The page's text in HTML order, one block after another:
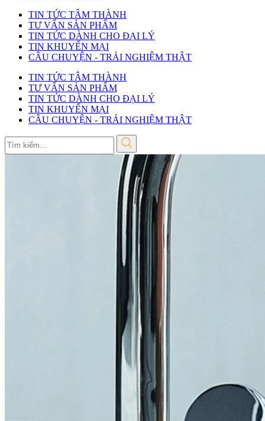
TIN TỨC TÂM THÀNH
TƯ VẤN SẢN PHẨM
TIN TỨC DÀNH CHO ĐẠI LÝ
TIN KHUYẾN MẠI
CÂU CHUYỆN - TRẢI NGHIỆM THẬT
TIN TỨC TÂM THÀNH
TƯ VẤN SẢN PHẨM
TIN TỨC DÀNH CHO ĐẠI LÝ
TIN KHUYẾN MẠI
CÂU CHUYỆN - TRẢI NGHIỆM THẬT